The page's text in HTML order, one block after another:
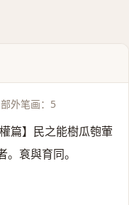
外笔画：5
篇】民之能樹瓜匏葷
。袬與育同。